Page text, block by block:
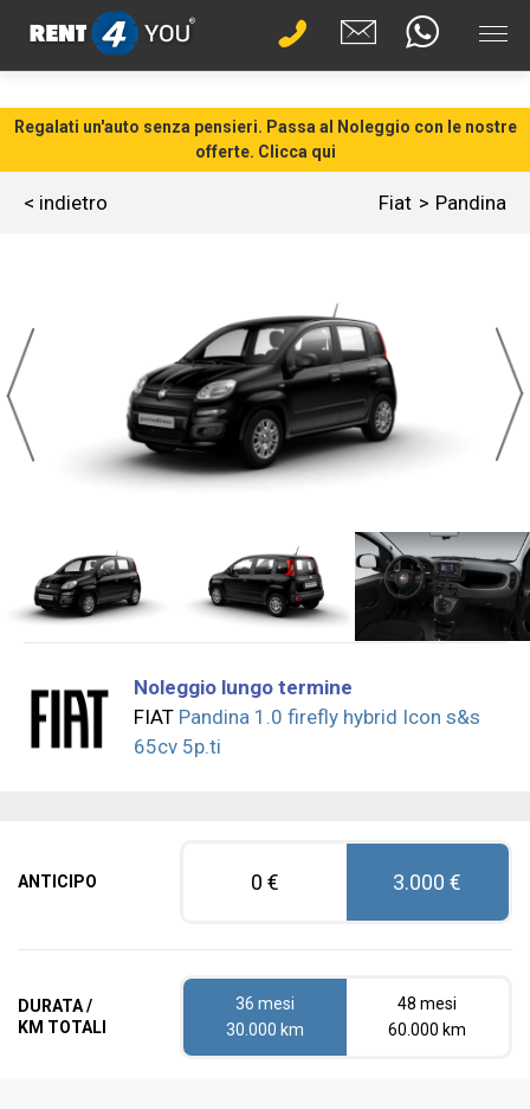
Regalati un'auto senza pensieri. Passa al Noleggio con le nostre
offerte. Clicca qui
< indietro Fiat Pandina
Noleggio lungo termine
FIAT Pandina 1.0 firefly hybrid Icon s&s
65cv 5p.ti
ANTICIPO 0 € 3.000 €
DURATA /
KM TOTALI
36 mesi
30.000 km
48 mesi
60.000 km